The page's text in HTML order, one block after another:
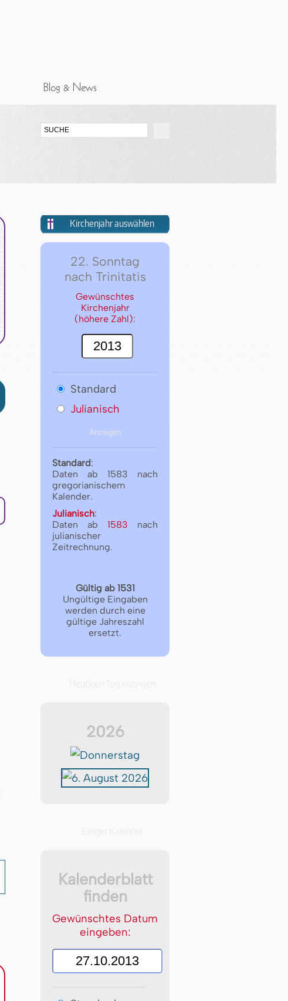
Kirchenjahr auswählen
22. Sonntag
nach Trinitatis
Gewünschtes
Kirchenjahr
(höhere Zahl):
Standard
Julianisch
Standard:
Daten ab 1583 nach
gregorianischem
Kalender.
Julianisch:
Daten ab 1583 nach
julianischer
Zeitrechnung.
Gültig ab 1531
Ungültige Eingaben
werden durch eine
gültige Jahreszahl
ersetzt.
2026
Kalenderblatt
finden
Gewünschtes Datum
eingeben: